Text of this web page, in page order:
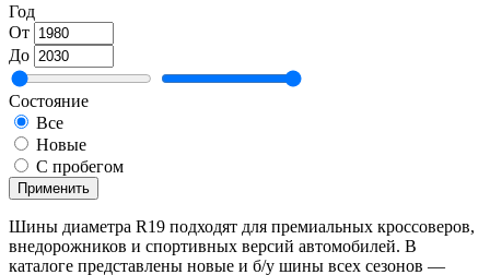
Год
От
До
Состояние
Все
Новые
С пробегом
Применить
Шины диаметра R19 подходят для премиальных кроссоверов,
внедорожников и спортивных версий автомобилей. В
каталоге представлены новые и б/у шины всех сезонов —